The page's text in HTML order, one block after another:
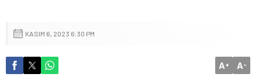
KASIM 6, 2023 6:30 PM
A+ A-